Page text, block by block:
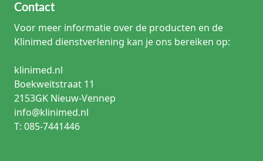
Contact
Voor meer informatie over de producten en de
Klinimed dienstverlening kan je ons bereiken op:
klinimed.nl
Boekweitstraat 11
2153GK Nieuw-Vennep
info@klinimed.nl
T: 085-7441446